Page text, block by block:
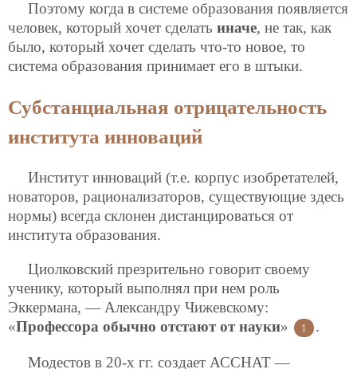
Поэтому когда в системе образования появляется
человек, который хочет сделать иначе, не так, как
было, который хочет сделать что-то новое, то
система образования принимает его в штыки.
Субстанциальная отрицательность
института инноваций
Институт инноваций (т.е. корпус изобретателей,
новаторов, рационализаторов, существующие здесь
нормы) всегда склонен дистанцироваться от
института образования.
Циолковский презрительно говорит своему
ученику, который выполнял при нем роль
Эккермана, — Александру Чижевскому:
«Профессора обычно отстают от науки» 1 .
Модестов в 20-х гг. создает АССНАТ —